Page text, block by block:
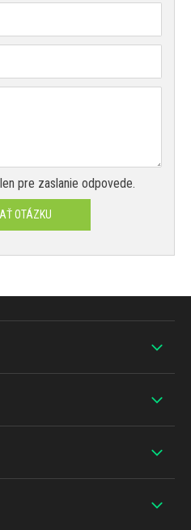
pre zaslanie odpovede.
OTÁZKU